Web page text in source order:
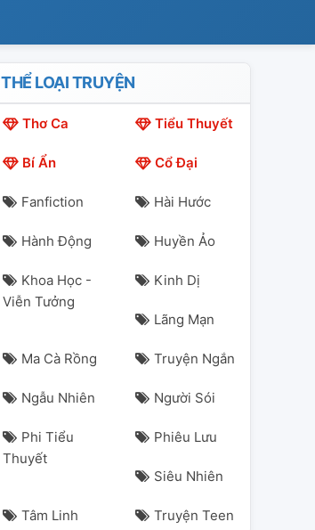
THỂ LOẠI TRUYỆN
Thơ Ca Tiểu Thuyết
Bí Ẩn Cổ Đại
Fanfiction Hài Hước
Hành Động Huyền Ảo
Khoa Học -
Viễn Tưởng
Kinh Dị
Lãng Mạn
Ma Cà Rồng Truyện Ngắn
Ngẫu Nhiên Người Sói
Phi Tiểu
Thuyết
Phiêu Lưu
Siêu Nhiên
Tâm Linh Truyện Teen